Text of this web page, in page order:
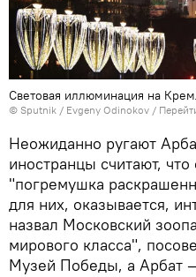
Световая иллюминация на
© Sputnik / Evgeny Odinokov /
Неожиданно ругают
иностранцы считают,
"погремушка
для них, оказывается,
назвал Московский
мирового класса",
Музей Победы, а Арбат